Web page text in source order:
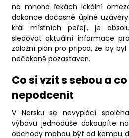
na mnoha řekách lokální
dokonce dočasné úplné
král místních peřejí, je
sledovat aktuální informace
záložní plán pro případ, že by
nečekaně pozastaven.
Co si vzít s sebou a
nepodcenit
V Norsku se nevyplácí
výbavu jednoduše dokoupíte
obchody mohou být od kempu